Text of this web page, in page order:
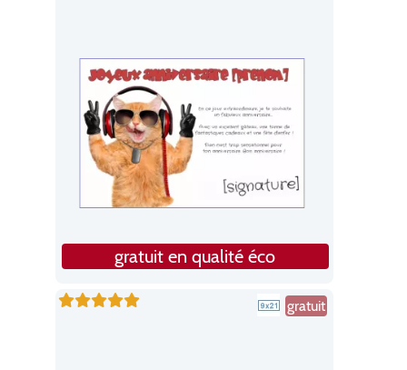
gratuit en qualité éco
gratuit